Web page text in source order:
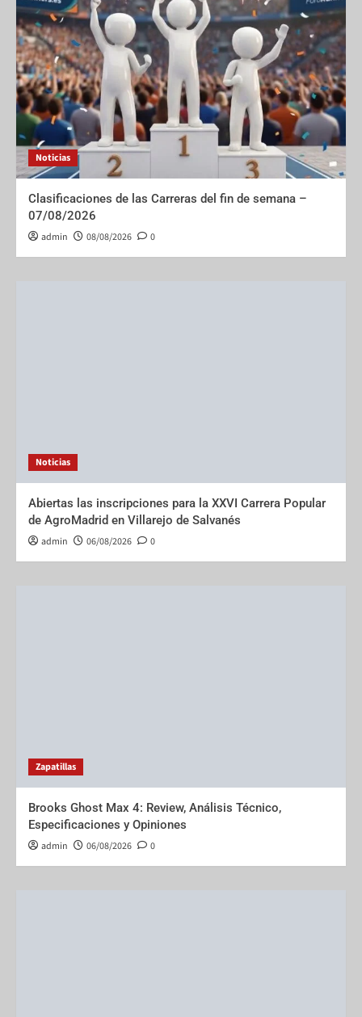
Noticias
Clasificaciones de las Carreras del fin de semana –
07/08/2026
admin 08/08/2026 0
Noticias
Abiertas las inscripciones para la XXVI Carrera Popular
de AgroMadrid en Villarejo de Salvanés
admin 06/08/2026 0
Zapatillas
Brooks Ghost Max 4: Review, Análisis Técnico,
Especificaciones y Opiniones
admin 06/08/2026 0